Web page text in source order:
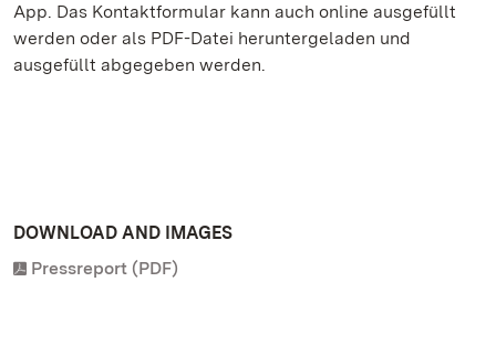
App. Das Kontaktformular kann auch online ausgefüllt
werden oder als PDF-Datei heruntergeladen und
ausgefüllt abgegeben werden.
DOWNLOAD AND IMAGES
Pressreport (PDF)